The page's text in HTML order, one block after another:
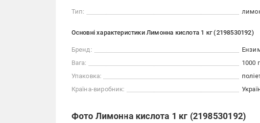
Тип:
Основні характеристики Лимонна кислота 1 кг (2198530192)
Бренд:
Вага:
1000 г
Упаковка:
Країна-виробник:
Фото Лимонна кислота 1 кг (2198530192)